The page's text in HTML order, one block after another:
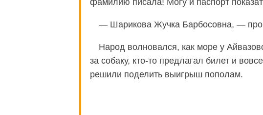
— Шарикова Жучка Барбосовна, —
Народ волновался, как море у
за собаку, кто-то предлагал билет и
решили поделить выигрыш пополам.